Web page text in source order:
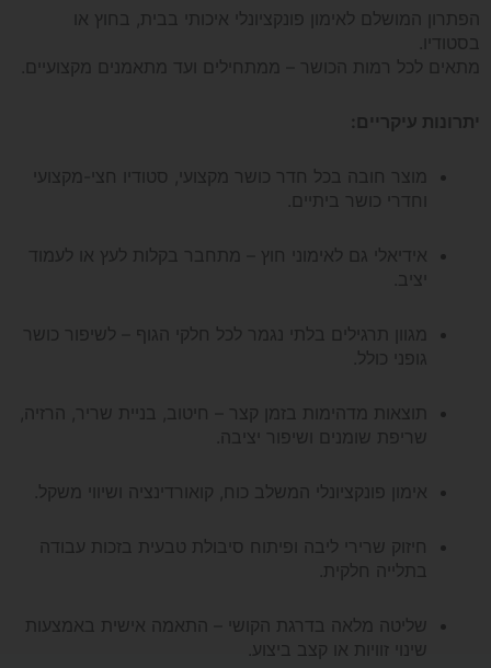
מקוריות
מדגם
MOVE
הפתרון המושלם לאימון פונקציונלי איכותי בבית, בחוץ או
בסטודיו.
מתאים לכל רמות הכושר – ממתחילים ועד מתאמנים מקצועיים.
יתרונות עיקריים:
מוצר חובה בכל חדר כושר מקצועי, סטודיו חצי-מקצועי
וחדרי כושר ביתיים.
אידיאלי גם לאימוני חוץ – מתחבר בקלות לעץ או לעמוד
יציב.
מגוון תרגילים בלתי נגמר לכל חלקי הגוף – לשיפור כושר
גופני כולל.
תוצאות מדהימות בזמן קצר – חיטוב, בניית שריר, הרזיה,
שריפת שומנים ושיפור יציבה.
אימון פונקציונלי המשלב כוח, קואורדינציה ושיווי משקל.
חיזוק שרירי ליבה ופיתוח סיבולת טבעית בזכות עבודה
בתלייה חלקית.
שליטה מלאה בדרגת הקושי – התאמה אישית באמצעות
שינוי זוויות או קצב ביצוע.